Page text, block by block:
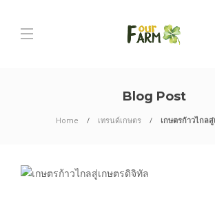
Blog Post
Home เทรนด์เกษตร เกษตรก้าวไกล